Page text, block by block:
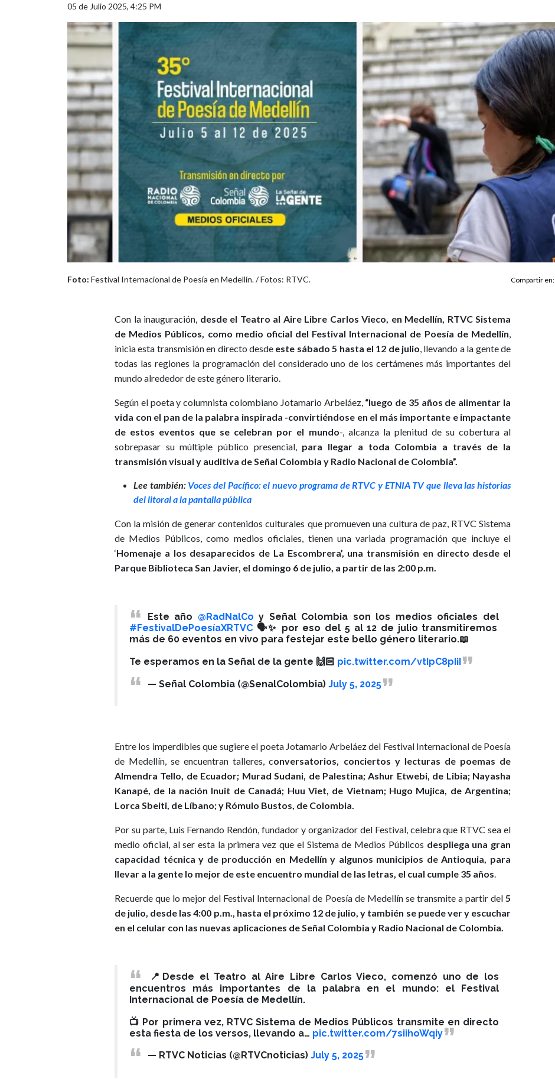
05 de Julio 2025, 4:25 PM
Foto: Festival Internacional de Poesía en Medellín. / Fotos: RTVC. Compartir en:
Con la inauguración, desde el Teatro al Aire Libre Carlos Vieco, en Medellín, RTVC Sistema
de Medios Públicos, como medio oficial del Festival Internacional de Poesía de Medellín,
inicia esta transmisión en directo desde este sábado 5 hasta el 12 de julio, llevando a la gente de
todas las regiones la programación del considerado uno de los certámenes más importantes del
mundo alrededor de este género literario.
Según el poeta y columnista colombiano Jotamario Arbeláez, “luego de 35 años de alimentar la
vida con el pan de la palabra inspirada -convirtiéndose en el más importante e impactante
de estos eventos que se celebran por el mundo-, alcanza la plenitud de su cobertura al
sobrepasar su múltiple público presencial, para llegar a toda Colombia a través de la
transmisión visual y auditiva de Señal Colombia y Radio Nacional de Colombia”.
Lee también: Voces del Pacífico: el nuevo programa de RTVC y ETNIA TV que lleva las historias
del litoral a la pantalla pública
Con la misión de generar contenidos culturales que promueven una cultura de paz, RTVC Sistema
de Medios Públicos, como medios oficiales, tienen una variada programación que incluye el
‘Homenaje a los desaparecidos de La Escombrera’, una transmisión en directo desde el
Parque Biblioteca San Javier, el domingo 6 de julio, a partir de las 2:00 p.m.
Este año @RadNalCo y Señal Colombia son los medios oficiales del
#FestivalDePoesíaXRTVC 🗣️✨ por eso del 5 al 12 de julio transmitiremos
más de 60 eventos en vivo para festejar este bello género literario.📖
Te esperamos en la Señal de la gente 🙌🏻 pic.twitter.com/vtIpC8pIiI
— Señal Colombia (@SenalColombia) July 5, 2025
Entre los imperdibles que sugiere el poeta Jotamario Arbeláez del Festival Internacional de Poesía
de Medellín, se encuentran talleres, conversatorios, conciertos y lecturas de poemas de
Almendra Tello, de Ecuador; Murad Sudani, de Palestina; Ashur Etwebi, de Libia; Nayasha
Kanapé, de la nación Inuit de Canadá; Huu Viet, de Vietnam; Hugo Mujica, de Argentina;
Lorca Sbeiti, de Líbano; y Rómulo Bustos, de Colombia.
Por su parte, Luis Fernando Rendón, fundador y organizador del Festival, celebra que RTVC sea el
medio oficial, al ser esta la primera vez que el Sistema de Medios Públicos despliega una gran
capacidad técnica y de producción en Medellín y algunos municipios de Antioquia, para
llevar a la gente lo mejor de este encuentro mundial de las letras, el cual cumple 35 años.
Recuerde que lo mejor del Festival Internacional de Poesía de Medellín se transmite a partir del5
de julio, desde las 4:00 p.m., hasta el próximo 12 de julio, y también se puede ver y escuchar
en el celular con las nuevas aplicaciones de Señal Colombia y Radio Nacional de Colombia.
📍Desde el Teatro al Aire Libre Carlos Vieco, comenzó uno de los
encuentros más importantes de la palabra en el mundo: el Festival
Internacional de Poesía de Medellín.
📺 Por primera vez, RTVC Sistema de Medios Públicos transmite en directo
esta fiesta de los versos, llevando a… pic.twitter.com/7siihoWqiy
— RTVC Noticias (@RTVCnoticias) July 5, 2025